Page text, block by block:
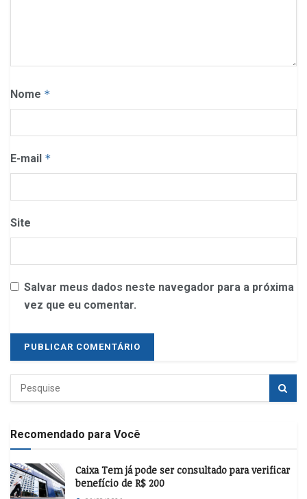
Nome *
E-mail *
Site
Salvar meus dados neste navegador para a próxima
vez que eu comentar.
Recomendado para Você
Caixa Tem já pode ser consultado para verificar
benefício de R$ 200